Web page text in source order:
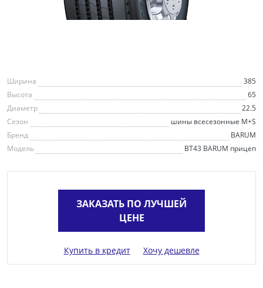
Ширина
385
Высота
65
Диаметр
22.5
Сезон
шины всесезонные M+S
Бренд
BARUM
Модель
BT43 BARUM прицеп
ЗАКАЗАТЬ ПО ЛУЧШЕЙ
ЦЕНЕ
Купить в кредит Хочу дешевле